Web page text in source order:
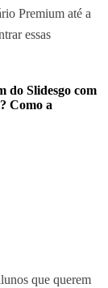
Premium até a
essas
do Slidesgo com
Como a
que querem